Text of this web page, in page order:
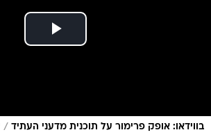
בווידאו: אופק פרימור על תוכנית מדעני העתיד /